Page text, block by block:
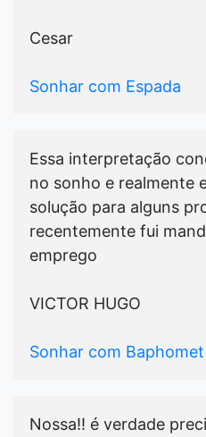
Cesar
Sonhar com Espada
Essa interpretação
no sonho e realmente
solução para alguns
recentemente fui
emprego
VICTOR HUGO
Sonhar com Baphomet
Nossa!! é verdade